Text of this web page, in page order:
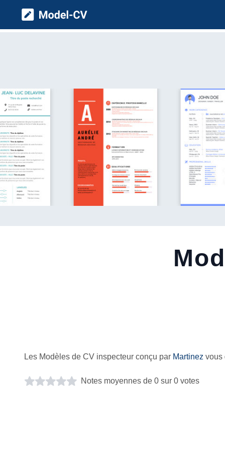
Model CV
Les Modèles de CV inspecteur conçu par Martinez vous
Notes moyennes de 0 sur 0 votes